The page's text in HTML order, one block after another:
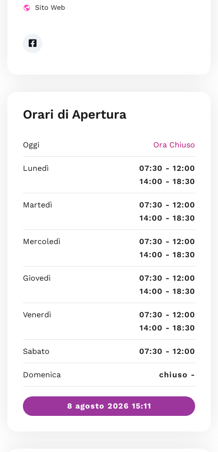
Sito Web
Orari di Apertura
Oggi Ora Chiuso
Lunedì
07:30 - 12:00
14:00 - 18:30
Martedì
07:30 - 12:00
14:00 - 18:30
Mercoledì
07:30 - 12:00
14:00 - 18:30
Giovedì
07:30 - 12:00
14:00 - 18:30
Venerdì
07:30 - 12:00
14:00 - 18:30
Sabato 07:30 - 12:00
Domenica chiuso -
8 agosto 2026 15:11